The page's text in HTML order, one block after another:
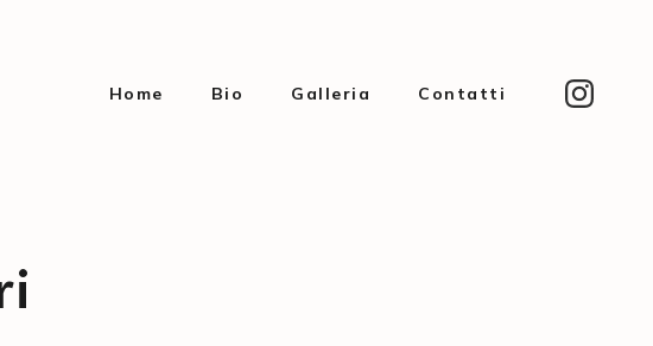
Home Bio Galleria Contatti